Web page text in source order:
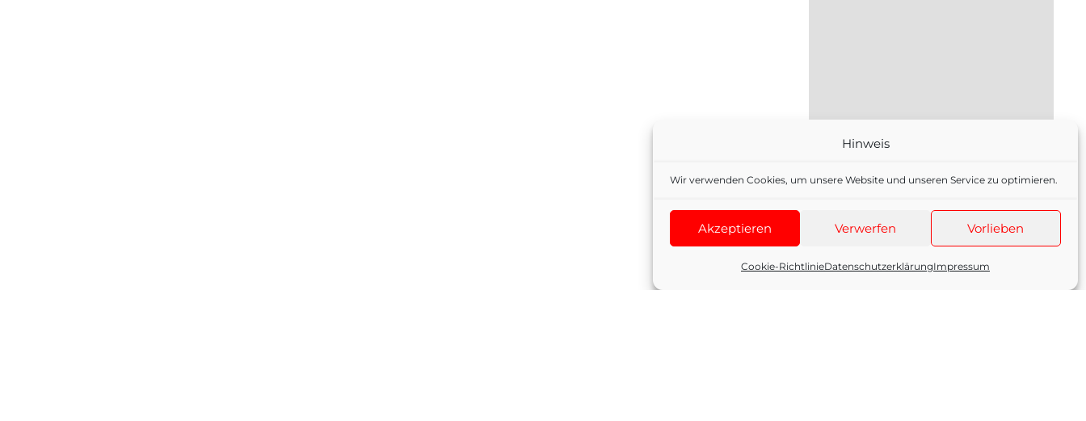
Hinweis
Wir verwenden Cookies, um unsere Website und unseren Service zu optimieren.
Akzeptieren Verwerfen Vorlieben
Cookie-RichtlinieDatenschutzerklärungImpressum